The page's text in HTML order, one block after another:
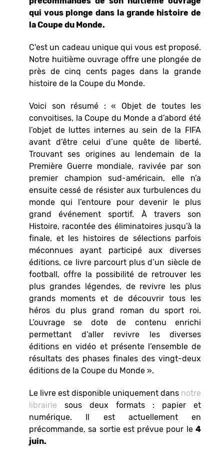
qui vous plonge dans la grande histoire de
la Coupe du Monde.
C'est un cadeau unique qui vous est proposé.
Notre huitième ouvrage offre une plongée de
près de cinq cents pages dans la grande
histoire de la Coupe du Monde.
Voici son résumé : « Objet de toutes les
convoitises, la Coupe du Monde a d’abord été
l’objet de luttes internes au sein de la FIFA
avant d’être celui d’une quête de liberté.
Trouvant ses origines au lendemain de la
Première Guerre mondiale, ravivée par son
premier champion sud-américain, elle n’a
ensuite cessé de résister aux turbulences du
monde qui l’entoure pour devenir le plus
grand événement sportif. À travers son
Histoire, racontée des éliminatoires jusqu’à la
finale, et les histoires de sélections parfois
méconnues ayant participé aux diverses
éditions, ce livre parcourt plus d’un siècle de
football, offre la possibilité de retrouver les
plus grandes légendes, de revivre les plus
grands moments et de découvrir tous les
héros du plus grand roman du sport roi.
L’ouvrage se dote de contenu enrichi
permettant d’aller revivre les diverses
éditions en vidéo et présente l’ensemble de
résultats des phases finales des vingt-deux
éditions de la Coupe du Monde ».
Le livre est disponible uniquement dans notre
librairie sous deux formats : papier et
numérique. Il est actuellement en
précommande, sa sortie est prévue pour le 4
juin.